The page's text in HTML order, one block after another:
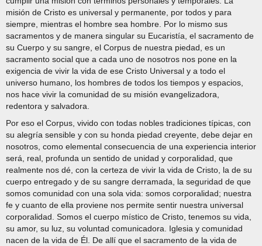
misión de Cristo es universal y permanente, por todos y para
siempre, mientras el hombre sea hombre. Por lo mismo sus
sacramentos y de manera singular su Eucaristía, el sacramento de
su Cuerpo y su sangre, el Corpus de nuestra piedad, es un
sacramento social que a cada uno de nosotros nos pone en la
exigencia de vivir la vida de ese Cristo Universal y a todo el
universo humano, los hombres de todos los tiempos y espacios,
nos hace vivir la comunidad de su misión evangelizadora,
redentora y salvadora.
Por eso el Corpus, vivido con todas nobles tradiciones típicas, con
su alegría sensible y con su honda piedad creyente, debe dejar en
nosotros, como elemental consecuencia de una experiencia interior
será, real, profunda un sentido de unidad y corporalidad, que
realmente nos dé, con la certeza de vivir la vida de Cristo, la de su
cuerpo entregado y de su sangre derramada, la seguridad de que
somos comunidad con una sola vida: somos corporalidad; nuestra
fe y cuanto de ella proviene nos permite sentir nuestra universal
corporalidad. Somos el cuerpo místico de Cristo, tenemos su vida,
su amor, su luz, su voluntad comunicadora. Iglesia y comunidad
nacen de la vida de Él. De allí que el sacramento de la vida de